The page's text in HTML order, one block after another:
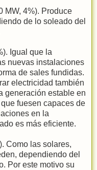
MW, 4%). Produce
de lo soleado del
Igual que la
nuevas instalaciones
de sales fundidas.
electricidad también
generación estable en
fuesen capaces de
en la
es más eficiente.
Como las solares,
dependiendo del
Por este motivo su